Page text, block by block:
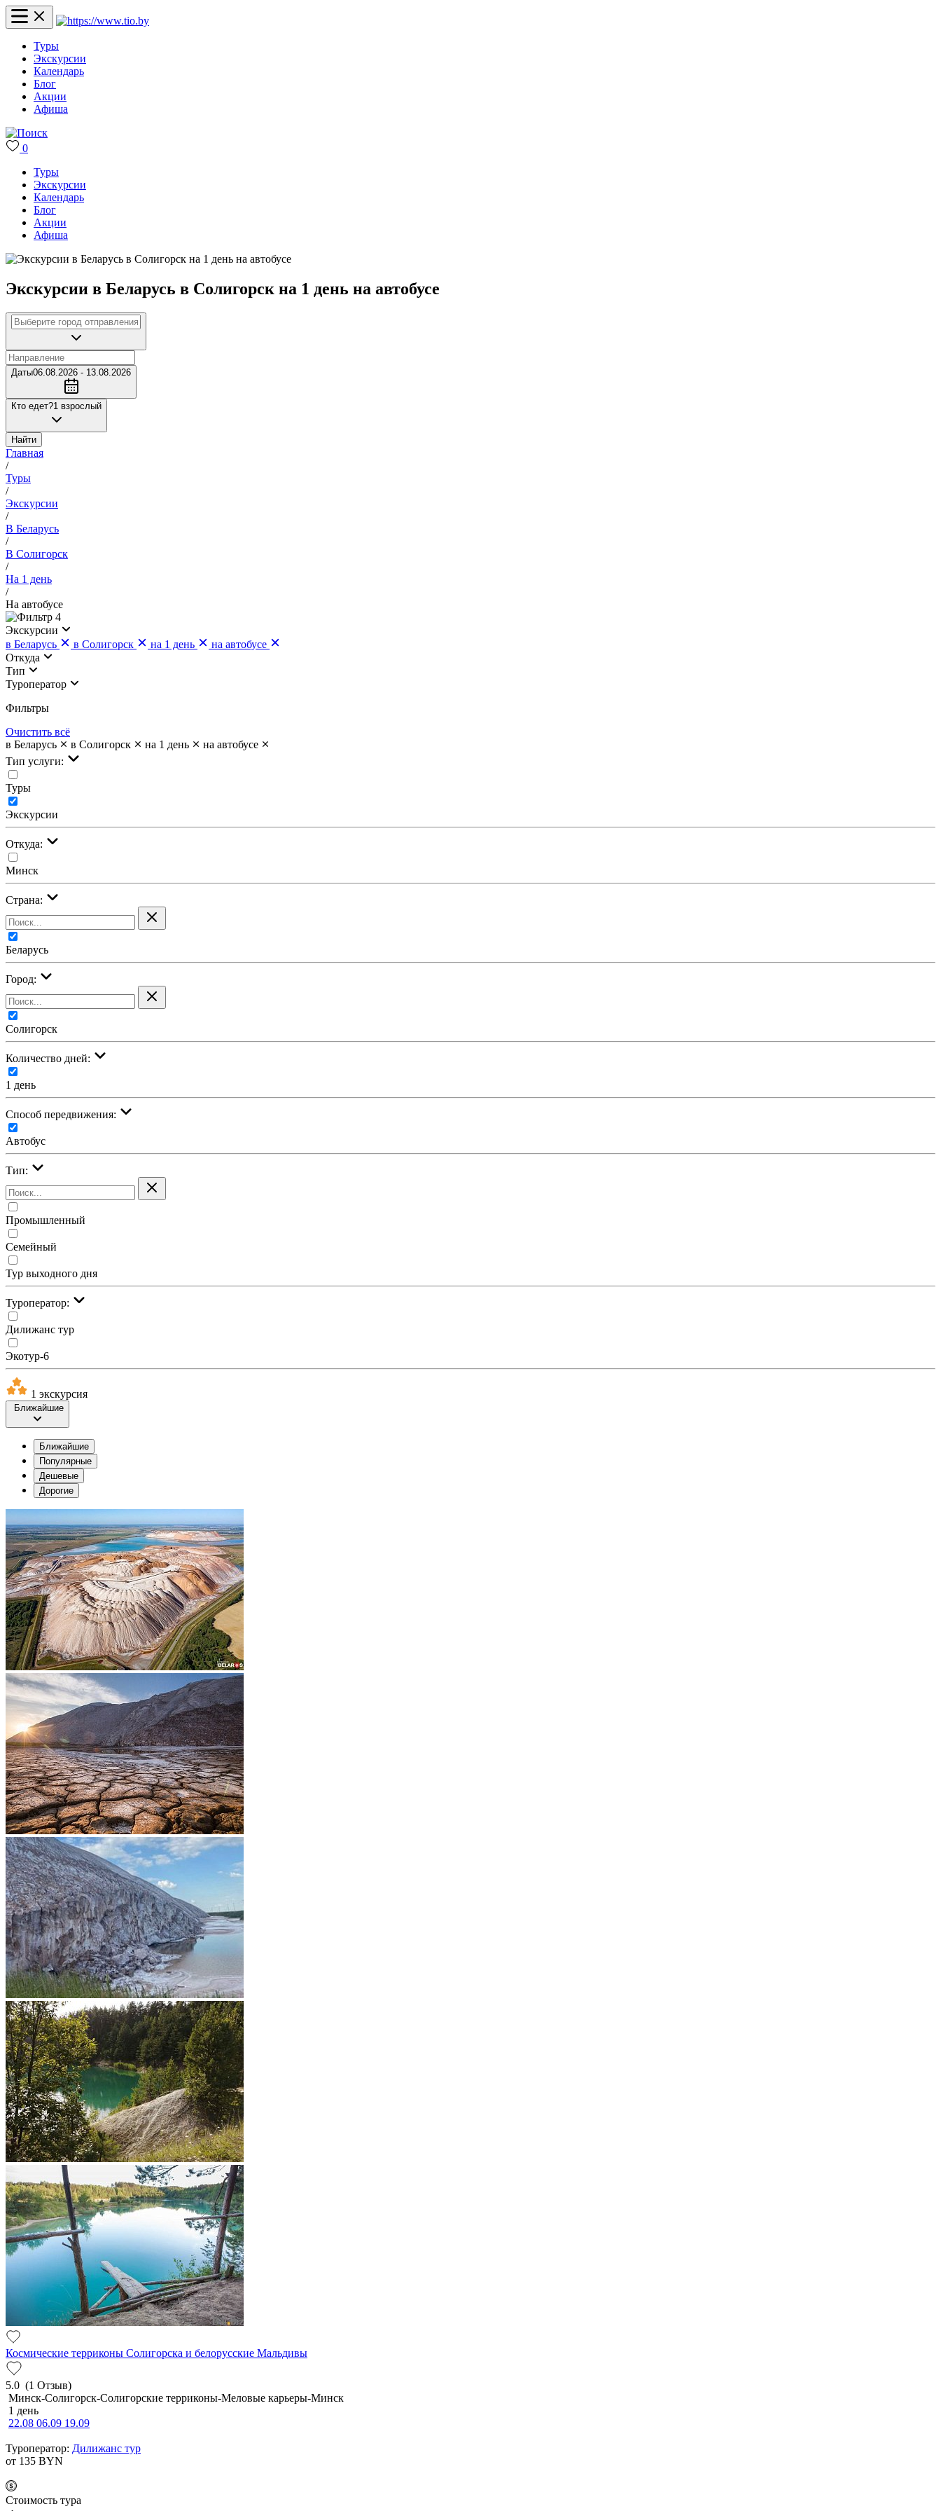
Туры
Экскурсии
Календарь
Блог
Акции
Афиша
0
Туры
Экскурсии
Календарь
Блог
Акции
Афиша
Экскурсии в Беларусь в Солигорск на 1 день на автобусе
Даты06.08.2026 - 13.08.2026
Кто едет?1 взрослый
Найти
Главная
/
Туры
/
Экскурсии
/
В Беларусь
/
В Солигорск
/
На 1 день
/
На автобусе
4
Экскурсии
в Беларусь
в Солигорск на 1 день
на автобусе
Откуда
Тип
Туроператор
Фильтры
Очистить всё
в Беларусь
в Солигорск на 1 день
на автобусе
Тип услуги:
Туры
Экскурсии
Откуда:
Минск
Страна:
Беларусь
Город:
Солигорск
Количество дней:
1 день
Cпособ передвижения:
Автобус
Тип:
Промышленный
Семейный
Тур выходного дня
Туроператор:
Дилижанс тур
Экотур-6
1 экскурсия
Ближайшие
Ближайшие
Популярные
Дешевые
Дорогие
Космические терриконы Солигорска и белорусские Мальдивы
5.0 (1 Отзыв)
Минск-Солигорск-Солигорские терриконы-Меловые карьеры-Минск
1 день
22.08 06.09 19.09
Туроператор: Дилижанс тур
от 135 BYN
Cтоимость тура